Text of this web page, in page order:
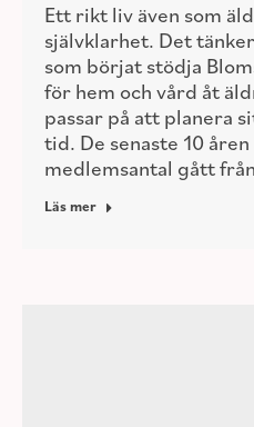
Ett rikt liv även som
självklarhet. Det
som börjat stödja
för hem och vård åt
passar på att planera
tid. De senaste 10
medlemsantal gått
Läs mer